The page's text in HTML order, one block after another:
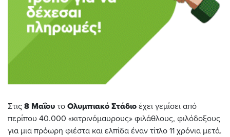
Στις 8 Μαΐου το Ολυμπιακό Στάδιο έχει γεμίσει από
περίπου 40.000 «κιτρινόμαυρους» φιλάθλους, φιλόδοξους
για μια πρόωρη φιέστα και ελπίδα έναν τίτλο 11 χρόνια μετά.